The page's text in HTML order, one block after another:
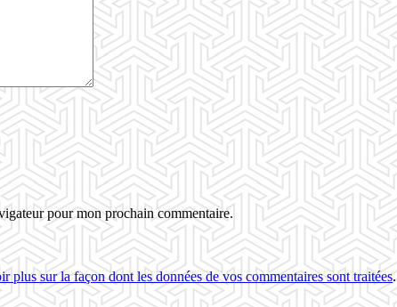
pour mon prochain commentaire.
plus sur la façon dont les données de vos commentaires sont traitées.